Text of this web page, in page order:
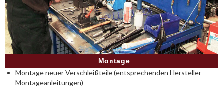
Montage
Montage neuer Verschleißteile (entsprechenden Hersteller-
Montageanleitungen)